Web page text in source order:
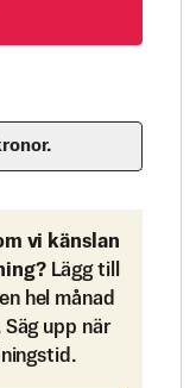
vi känslan
Lägg till
hel månad
upp när